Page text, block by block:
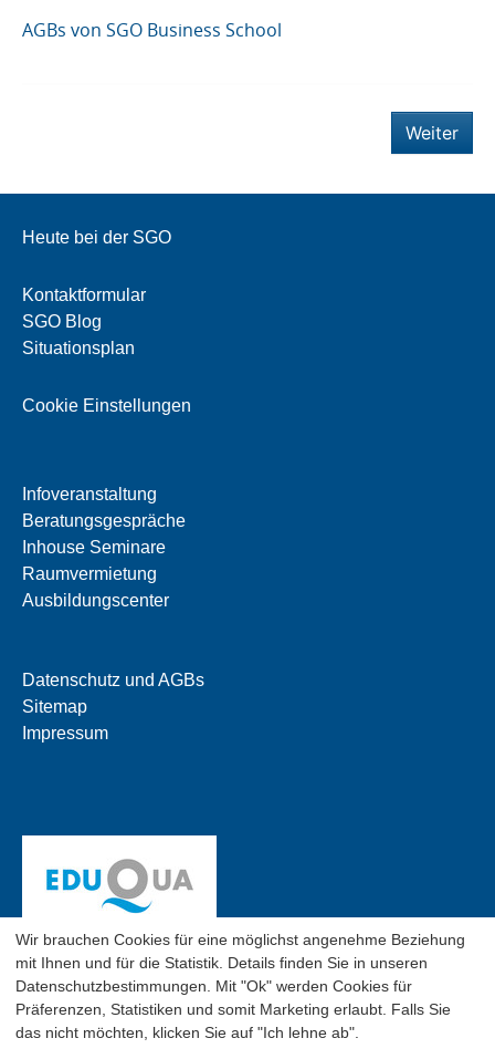
AGBs von SGO Business School
Weiter
Heute bei der SGO
Kontaktformular
SGO Blog
Situationsplan
Cookie Einstellungen
Infoveranstaltung
Beratungsgespräche
Inhouse Seminare
Raumvermietung
Ausbildungscenter
Datenschutz und AGBs
Sitemap
Impressum
© 2026 SGO Business School, Flughofstr. 50, CH-8152
Wir brauchen Cookies für eine möglichst angenehme Beziehung
mit Ihnen und für die Statistik. Details finden Sie in unseren
Datenschutzbestimmungen. Mit "Ok" werden Cookies für
Präferenzen, Statistiken und somit Marketing erlaubt. Falls Sie
das nicht möchten, klicken Sie auf "Ich lehne ab".